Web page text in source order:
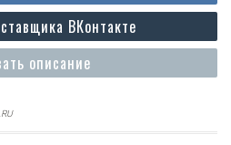
описание
ВКонтакте